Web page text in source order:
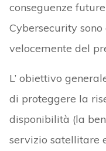
conseguenze
Cybersecurity
velocemente del
L’ obiettivo
di proteggere la
disponibilità (la
servizio satellitare